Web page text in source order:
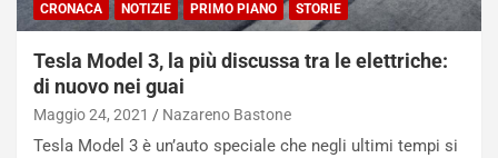
CRONACA NOTIZIE PRIMO PIANO STORIE
Tesla Model 3, la più discussa tra le elettriche:
di nuovo nei guai
Maggio 24, 2021 Nazareno Bastone
Tesla Model 3 è un’auto speciale che negli ultimi tempi si